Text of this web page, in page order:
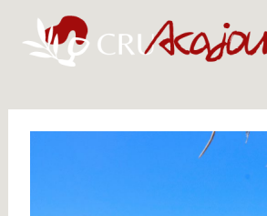
indholdet